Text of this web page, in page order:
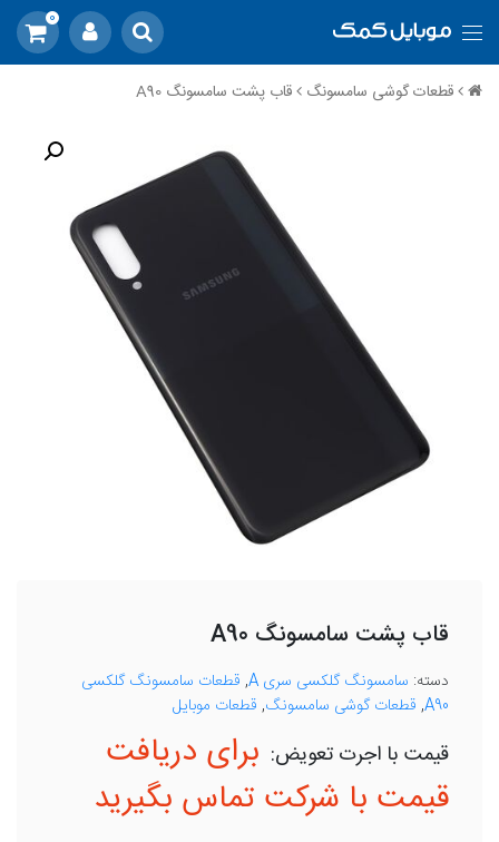
0
قطعات گوشی سامسونگ قاب پشت سامسونگ A90
قاب پشت سامسونگ A90
دسته: سامسونگ گلکسی سری A , قطعات سامسونگ گلکسی
A90
, قطعات گوشی سامسونگ, قطعات موبایل
برای دریافت
قیمت با شرکت تماس بگیرید